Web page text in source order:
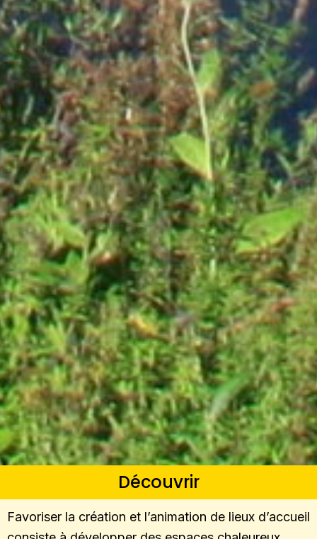
Découvrir
Favoriser la création et l’animation de lieux d’accueil